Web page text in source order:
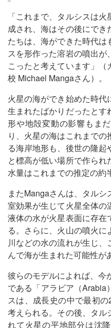
「これまで、タルシスは
成され、海はその後にで
たちは、海ができた時代
スを形作った溶岩の噴出
こったと考えています」
校 Michael Mangaさん）。
火星の海ができ始めた時
生まれたばかりだったと
形や地殻変動の影響もま
り、火星の海はこれまで
る海岸地形も、後世の隆
と標高が低い場所で作ら
水量はこれまでの推定の約
またMangaさんは、タル
室効果が生じて火星全体の
液体の水が火星表面に存在
る。さらに、火山の噴火
川などの水の流れが生じ
んで海が生まれた可能性が
彼らのモデルによれば、今
である「アラビア（Arabia
スは、成長史の中で最初
考えられる。その後、タル
れて火星の平地部分は沈